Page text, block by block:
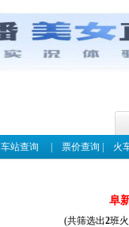
车站查询 票价查询 火
阜
(共筛选出2班